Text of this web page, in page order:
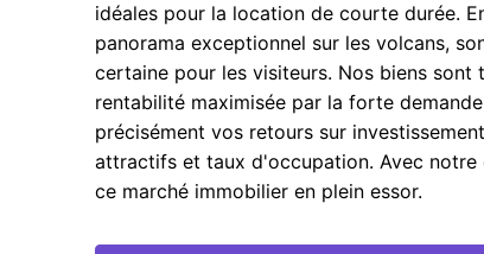
idéales pour la location de courte durée.
panorama exceptionnel sur les volcans,
certaine pour les visiteurs. Nos biens sont
rentabilité maximisée par la forte
précisément vos retours sur
attractifs et taux d'occupation. Avec notre
ce marché immobilier en plein essor.